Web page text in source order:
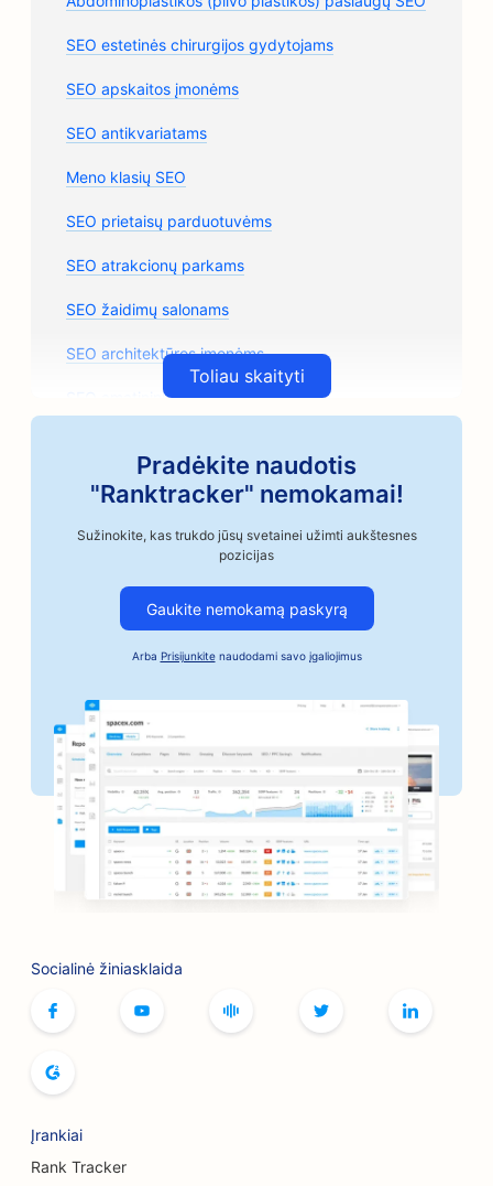
SEO estetinės chirurgijos gydytojams
SEO apskaitos įmonėms
SEO antikvariatams
Meno klasių SEO
SEO prietaisų parduotuvėms
SEO atrakcionų parkams
SEO žaidimų salonams
SEO architektūros įmonėms
SEO amatininkų kavos skrudintojams
SEO automobilių remonto parduotuvėms
SEO automobilių kėbulų parduotuvėms
SEO užstato už obligacijas paslaugoms
SEO bankams
SEO kepykloms
SEO kirpykloms
SEO kepsninėms
SEO butikams
SEO botokso ir užpildų paslaugoms
SEO stalo žaidimų kavinėms
SEO knygynams
SEO krūtų didinimo paslaugoms
Toliau skaityti
Pradėkite naudotis
"Ranktracker" nemokamai!
Sužinokite, kas trukdo jūsų svetainei užimti aukštesnes
pozicijas
Gaukite nemokamą paskyrą
Arba Prisijunkitenaudodami savo įgaliojimus
Socialinė žiniasklaida
Įrankiai
Rank Tracker